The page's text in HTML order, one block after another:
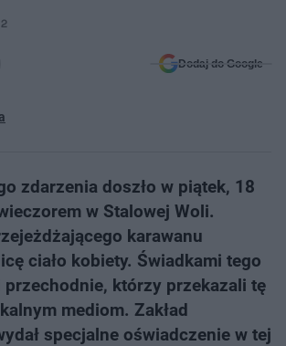
Dodaj do Google
zdarzenia doszło w piątek, 18
w Stalowej Woli.
karawanu
ciało kobiety. Świadkami tego
przechodnie, którzy przekazali tę
mediom. Zakład
specjalne oświadczenie w tej